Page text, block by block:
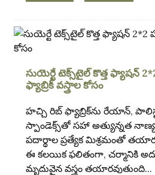
సుయెర్టే టెక్స్‌టైల్ కొత్త ఫ్యాషన్
ఫ్యాబ్రిక్ వస్త్రాల కోసం
హచ్చి రిబ్ ఫ్యాబ్రిక్‌ను రేయాన్,
స్పాండెక్స్‌తో సహా అత్యున్నత
పదార్థాల ప్రత్యేక మిశ్రమంతో
ఈ కలయిక ఫలితంగా, చర్మానికి
మృదువైన వస్త్రం తయారవుతుంది...